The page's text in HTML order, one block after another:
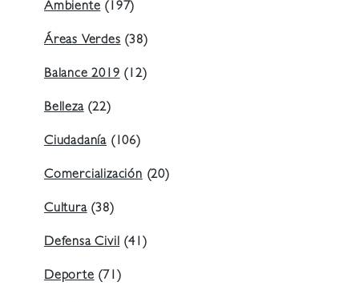
Ambiente (197)
Áreas Verdes (38)
Balance 2019 (12)
Belleza(22)
Ciudadanía (106)
Comercialización (20)
Cultura(38)
Defensa Civil (41)
Deporte (71)